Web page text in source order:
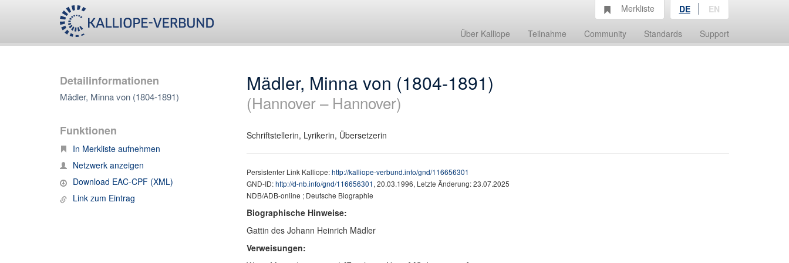
Über Kalliope Teilnahme Community Standards Support
Merkliste DE EN
Detailinformationen
Mädler, Minna von (1804-1891)
Funktionen
In Merkliste aufnehmen
Netzwerk anzeigen
Download EAC-CPF (XML)
Link zum Eintrag
Mädler, Minna von (1804-1891)
(Hannover – Hannover)
Schriftstellerin, Lyrikerin, Übersetzerin
Persistenter Link Kalliope:http://kalliope-verbund.info/gnd/116656301
GND-ID:http://d-nb.info/gnd/116656301, 20.03.1996, Letzte Änderung: 23.07.2025
NDB/ADB-online ; Deutsche Biographie
Biographische Hinweise:
Gattin des Johann Heinrich Mädler
Verweisungen: